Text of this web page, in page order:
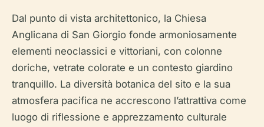
Dal punto di vista architettonico, la Chiesa
Anglicana di San Giorgio fonde armoniosamente
elementi neoclassici e vittoriani, con colonne
doriche, vetrate colorate e un contesto giardino
tranquillo. La diversità botanica del sito e la sua
atmosfera pacifica ne accrescono l’attrattiva come
luogo di riflessione e apprezzamento culturale